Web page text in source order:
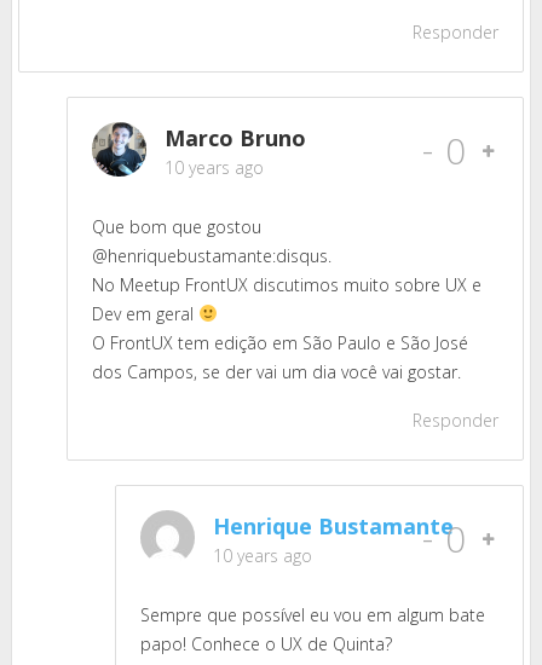
Responder
Marco Bruno
10 years ago - 0
Que bom que gostou
@henriquebustamante:disqus.
No Meetup FrontUX discutimos muito sobre UX e
Dev em geral
O FrontUX tem edição em São Paulo e São José
dos Campos, se der vai um dia você vai gostar.
Responder
Henrique Bustamante
10 years ago - 0
Sempre que possível eu vou em algum bate
papo! Conhece o UX de Quinta?